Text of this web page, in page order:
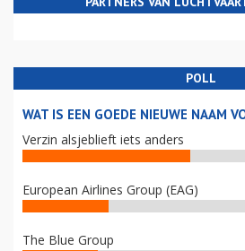
POLL
WAT IS EEN GOEDE NIEUWE NAAM
Verzin alsjeblieft iets anders
European Airlines Group (EAG)
The Blue Group